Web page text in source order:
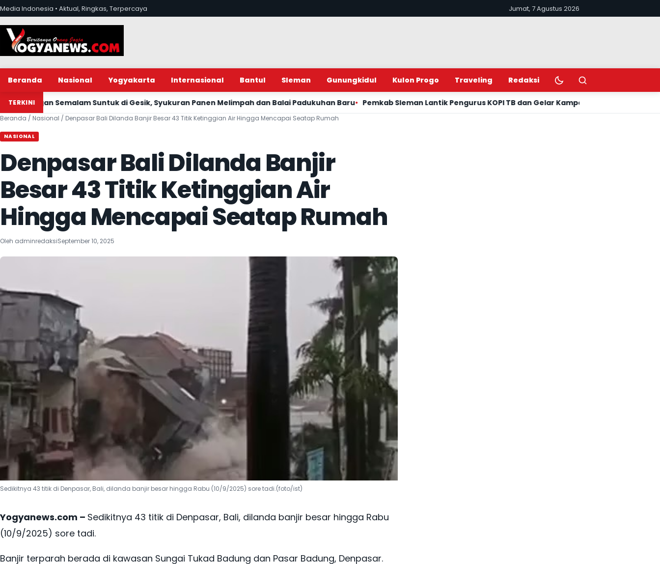
Lewati ke konten
Media Indonesia • Aktual, Ringkas, Terpercaya Jumat, 7 Agustus 2026
Beranda Nasional Yogyakarta Internasional Bantul Sleman Gunungkidul Kulon Progo Traveling Redaksi
TERKINI
Semalam Suntuk di Gesik, Syukuran Panen Melimpah dan Balai Padukuhan Baru Pemkab Sleman Lantik Pengurus KOPI TB dan Gelar Kampanye Aksi Sehat, Dorong Eliminasi
Beranda / Nasional / Denpasar Bali Dilanda Banjir Besar 43 Titik Ketinggian Air Hingga Mencapai Seatap Rumah
NASIONAL
Denpasar Bali Dilanda Banjir
Besar 43 Titik Ketinggian Air
Hingga Mencapai Seatap Rumah
Oleh adminredaksiSeptember 10, 2025
Sedikitnya 43 titik di Denpasar, Bali, dilanda banjir besar hingga Rabu (10/9/2025) sore tadi.(foto/ist)
Yogyanews.com – Sedikitnya 43 titik di Denpasar, Bali, dilanda banjir besar hingga Rabu
(10/9/2025) sore tadi.
Banjir terparah berada di kawasan Sungai Tukad Badung dan Pasar Badung, Denpasar.